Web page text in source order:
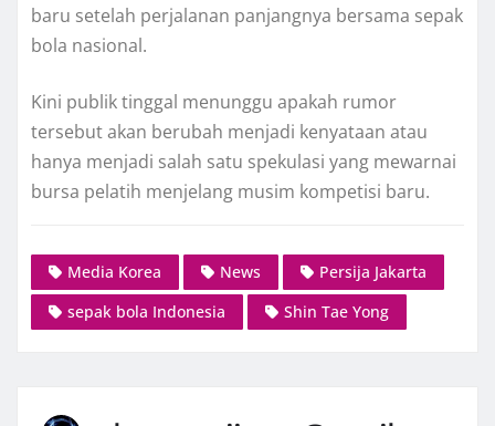
baru setelah perjalanan panjangnya bersama sepak
bola nasional.
Kini publik tinggal menunggu apakah rumor
tersebut akan berubah menjadi kenyataan atau
hanya menjadi salah satu spekulasi yang mewarnai
bursa pelatih menjelang musim kompetisi baru.
Media Korea News
Persija Jakarta
sepak bola Indonesia
Shin Tae Yong